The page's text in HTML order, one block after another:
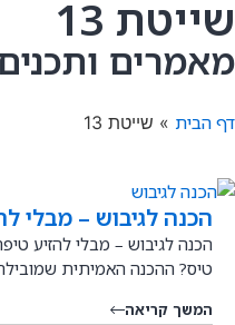
שייטת 13
מאמרים
דף הבית » שייטת 13
הכנה לגיבוש – מבלי
הכנה לגיבוש – מבלי להזיע
טיס? ההכנה האמיתית
המשך קריאה